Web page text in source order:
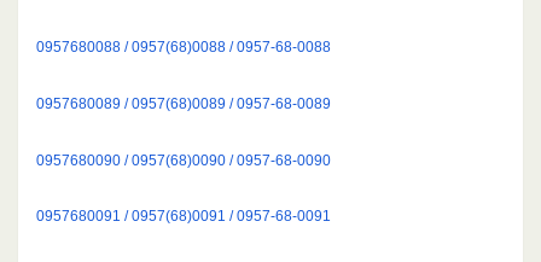
0957680088 / 0957(68)0088 / 0957-68-0088
0957680089 / 0957(68)0089 / 0957-68-0089
0957680090 / 0957(68)0090 / 0957-68-0090
0957680091 / 0957(68)0091 / 0957-68-0091